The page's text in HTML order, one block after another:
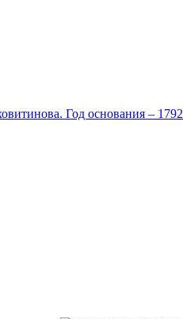
Год основания – 1792